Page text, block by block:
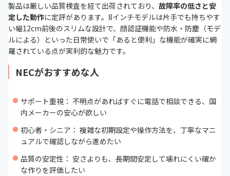
製品は厳しい品質検査を経て出荷されており、 故障率の低さと安
定した動作に定評があります。8インチモデルは片手でも持ちやす
い幅12cm前後のスリムな設計で、顔認証機能や防水・防塵（モデ
ルによる）といった日常使いで「あると便利」な機能が確実に網
羅されている点が実利的な魅力です。
NECがおすすめな人
サポート重視： 不明点があればすぐに電話で相談できる、国
内メーカーの安心が欲しい
初心者・シニア： 複雑な初期設定や操作方法を、丁寧なマニ
ュアルで確認しながら進めたい
品質の安定性： 安さよりも、長期間安定して壊れにくい確か
な作りを評価したい